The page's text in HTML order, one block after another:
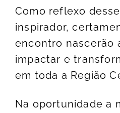
Como reflexo
inspirador,
encontro nascerão
impactar e
em toda a Região
Na oportunidade a